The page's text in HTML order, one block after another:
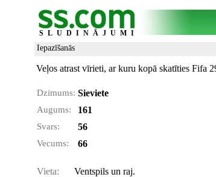
SLUDINĀJUMI
Iepazīšanās
Veļos atrast vīrieti, ar kuru kopā skatīties Fifa
Dzimums: Sieviete
Augums: 161
Svars: 56
Vecums: 66
Vieta: Ventspils un raj.